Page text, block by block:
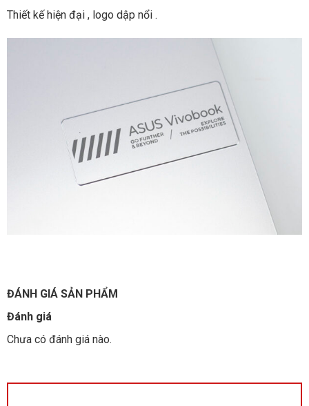
Thiết kế hiện đại , logo dập nổi .
ĐÁNH GIÁ SẢN PHẨM
Đánh giá
Chưa có đánh giá nào.